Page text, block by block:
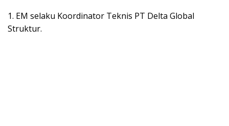
1. EM selaku Koordinator Teknis PT Delta Global
Struktur.